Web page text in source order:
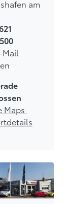
am
Mail
Maps